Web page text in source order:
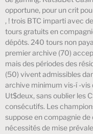
opportune, pour un crit
, ! trois BTC imparti avec
tours gratuits en
dépôts. 240 tours non
premier archive (70)
mais des périodes des
(50) vivent admissibles
archive minimum vis-í -vis
Ut$deux, sans oublier les
consécutifs. Les
suppose en compagnie
nécessités de mise